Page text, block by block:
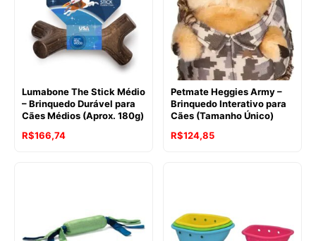
Lumabone The Stick Médio
– Brinquedo Durável para
Cães Médios (Aprox. 180g)
R$166,74
Petmate Heggies Army –
Brinquedo Interativo para
Cães (Tamanho Único)
R$124,85